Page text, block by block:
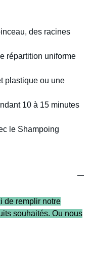
des racines
répartition uniforme
plastique ou une
10 à 15 minutes
le Shampoing
de remplir notre
souhaités. Ou nous